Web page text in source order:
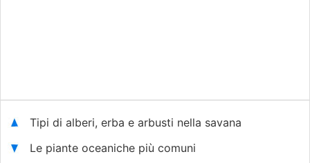
Tipi di alberi, erba e arbusti nella savana
Le piante oceaniche più comuni